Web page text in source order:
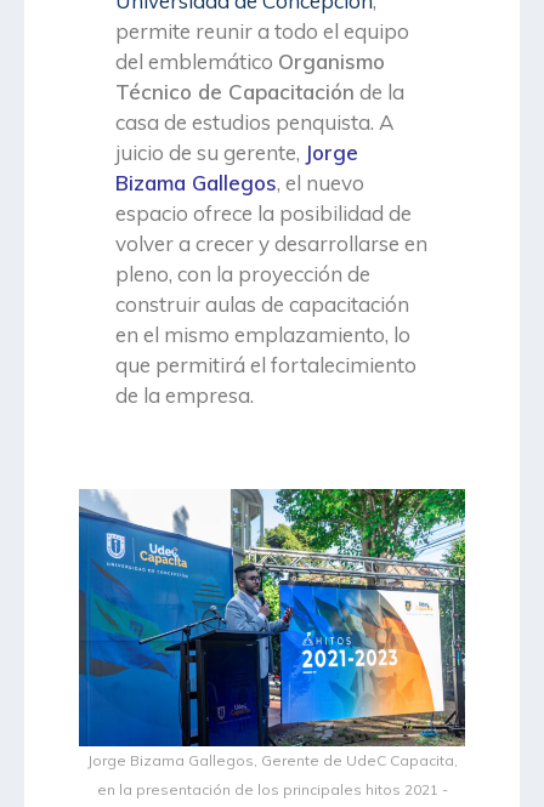
permite reunir a todo el equipo
del emblemático Organismo
Técnico de Capacitación de la
casa de estudios penquista. A
juicio de su gerente, Jorge
Bizama Gallegos, el nuevo
espacio ofrece la posibilidad de
volver a crecer y desarrollarse en
pleno, con la proyección de
construir aulas de capacitación
en el mismo emplazamiento, lo
que permitirá el fortalecimiento
de la empresa.
Jorge Bizama Gallegos, Gerente de UdeC Capacita,
en la presentación de los principales hitos 2021 -